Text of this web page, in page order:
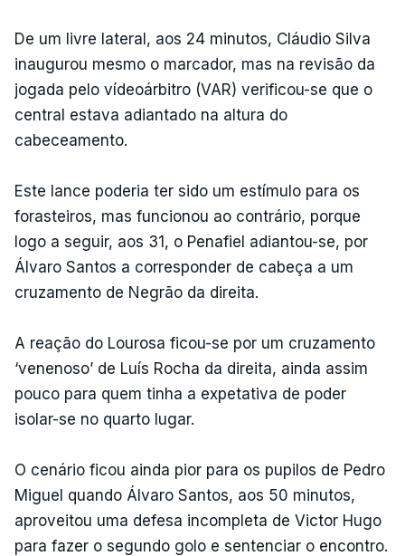
De um livre lateral, aos 24 minutos, Cláudio Silva
inaugurou mesmo o marcador, mas na revisão da
jogada pelo vídeoárbitro (VAR) verificou-se que o
central estava adiantado na altura do
cabeceamento.
Este lance poderia ter sido um estímulo para os
forasteiros, mas funcionou ao contrário, porque
logo a seguir, aos 31, o Penafiel adiantou-se, por
Álvaro Santos a corresponder de cabeça a um
cruzamento de Negrão da direita.
A reação do Lourosa ficou-se por um cruzamento
‘venenoso’ de Luís Rocha da direita, ainda assim
pouco para quem tinha a expetativa de poder
isolar-se no quarto lugar.
O cenário ficou ainda pior para os pupilos de Pedro
Miguel quando Álvaro Santos, aos 50 minutos,
aproveitou uma defesa incompleta de Victor Hugo
para fazer o segundo golo e sentenciar o encontro.